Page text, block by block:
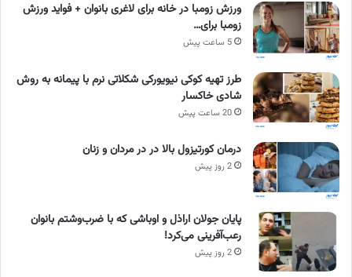
ورزش زومبا در خانه برای لاغری بانوان + فواید ورزش
زومبا برای…
5 ساعت پیش
طرز تهیه کوکی نیویورکی شکلاتی نرم با پیمانه به روش
شادی خاکسار
20 ساعت پیش
درمان کورتیزول بالا در در مردان و زنان
2 روز پیش
پایان جولان اراذل و اوباشی که با ضرب‌وشتم بانوان
رعب‌آفرینی می‌کرد!
2 روز پیش